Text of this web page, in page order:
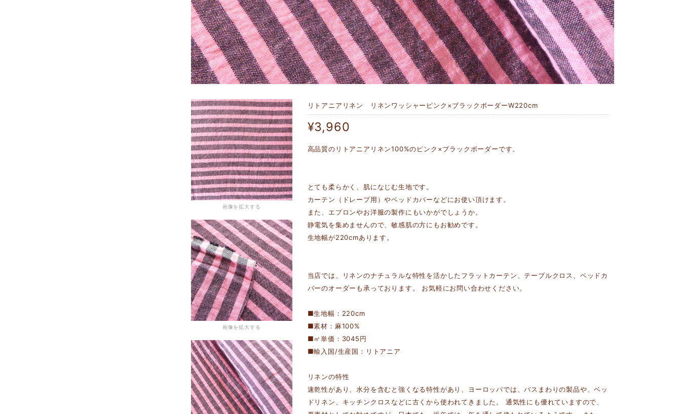
画像を拡大する
画像を拡大する
リトアニアリネン リネンワッシャーピンク×ブラックボーダーW220cm
¥3,960
高品質のリトアニアリネン100%のピンク×ブラックボーダーです。
とても柔らかく、肌になじむ生地です。
カーテン（ドレープ用）やベッドカバーなどにお使い頂けます。
また、エプロンやお洋服の製作にもいかがでしょうか。
静電気を集めませんので、敏感肌の方にもお勧めです。
生地幅が220cmあります。
当店では、リネンのナチュラルな特性を活かしたフラットカーテン、テーブルクロス、ベッドカ
バーのオーダーも承っております。 お気軽にお問い合わせください。
■生地幅：220cm
■素材：麻100%
■㎡単価：3045円
■輸入国/生産国：リトアニア
リネンの特性
速乾性があり、水分を含むと強くなる特性があり、ヨーロッパでは、バスまわりの製品や、ベッ
ドリネン、キッチンクロスなどに古くから使われてきました。 通気性にも優れていますので、